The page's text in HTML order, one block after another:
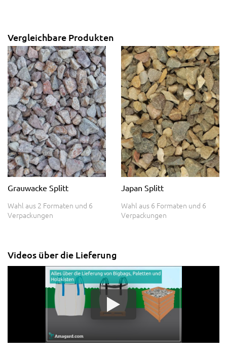
Vergleichbare Produkten
Grauwacke Splitt
Wahl aus 2 Formaten und 6
Verpackungen
Japan Splitt
Wahl aus 6 Formaten und 6
Verpackungen
Videos über die Lieferung